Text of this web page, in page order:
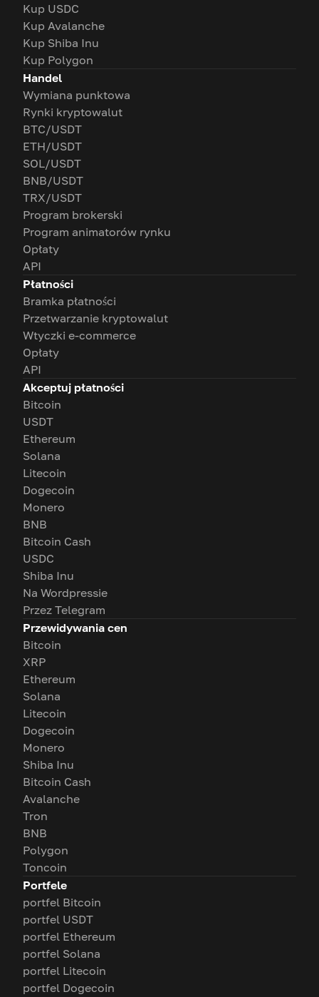
Kup USDC
Kup Avalanche
Kup Shiba Inu
Kup Polygon
Handel
Wymiana punktowa
Rynki kryptowalut
BTC/USDT
ETH/USDT
SOL/USDT
BNB/USDT
TRX/USDT
Program brokerski
Program animatorów rynku
Opłaty
API
Płatności
Bramka płatności
Przetwarzanie kryptowalut
Wtyczki e-commerce
Opłaty
API
Akceptuj płatności
Bitcoin
USDT
Ethereum
Solana
Litecoin
Dogecoin
Monero
BNB
Bitcoin Cash
USDC
Shiba Inu
Na Wordpressie
Przez Telegram
Przewidywania cen
Bitcoin
XRP
Ethereum
Solana
Litecoin
Dogecoin
Monero
Shiba Inu
Bitcoin Cash
Avalanche
Tron
BNB
Polygon
Toncoin
Portfele
portfel Bitcoin
portfel USDT
portfel Ethereum
portfel Solana
portfel Litecoin
portfel Dogecoin